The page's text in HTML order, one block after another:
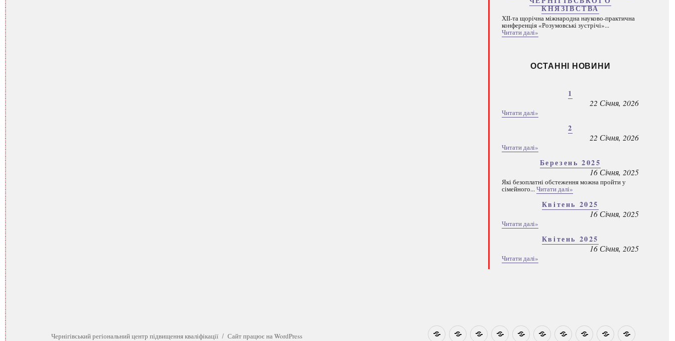
КНЯЗІВСТВА
ХІІ-та щорічна міжнародна науково-практична
конференція «Розумовські зустрічі»...
Читати далі»
ОСТАННІ НОВИНИ
1
22 Січня, 2026
Читати далі»
2
22 Січня, 2026
Читати далі»
Березень 2025
16 Січня, 2025
Які безоплатні обстеження можна пройти у
сімейного...Читати далі»
Квітень 2025
16 Січня, 2025
Читати далі»
Квітень 2025
16 Січня, 2025
Читати далі»
НовиниНавчально-
Ми
Звіти Про
План Розумовські
Реєстрація
КаталогЯкі
Чернігівський регіональний центр підвищення кваліфікації Сайт працює на WordPress